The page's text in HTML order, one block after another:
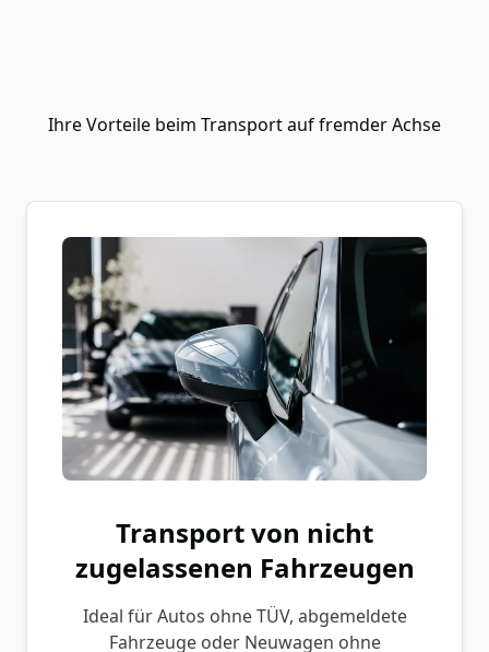
Ihre Vorteile beim Transport auf fremder Achse
Transport von nicht
zugelassenen Fahrzeugen
Ideal für Autos ohne TÜV, abgemeldete
Fahrzeuge oder Neuwagen ohne